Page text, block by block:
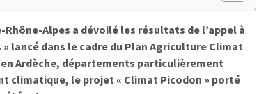
Alpes a dévoilé les résultats de l’appel à
lancé dans le cadre du Plan Agriculture Climat
en Ardèche, départements particulièrement
climatique, le projet « Climat Picodon » porté